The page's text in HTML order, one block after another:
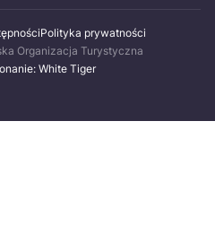
Polityka prywatności
Organizacja Turystyczna
White Tiger